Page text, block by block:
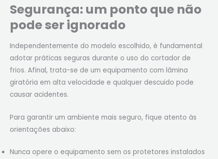
Segurança: um ponto que não
pode ser ignorado
Independentemente do modelo escolhido, é fundamental
adotar práticas seguras durante o uso do cortador de
frios. Afinal, trata-se de um equipamento com lâmina
giratória em alta velocidade e qualquer descuido pode
causar acidentes.
Para garantir um ambiente mais seguro, fique atento às
orientações abaixo:
Nunca opere o equipamento sem os protetores instalados